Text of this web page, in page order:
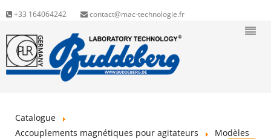
+33 164064242 contact@mac-technologie.fr
Catalogue
Accouplements magnétiques pour agitateurs
Modèles